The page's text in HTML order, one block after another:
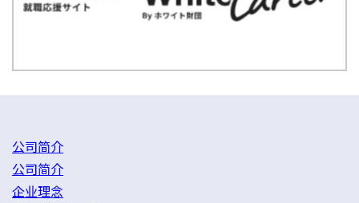
公司简介
公司简介
企业理念